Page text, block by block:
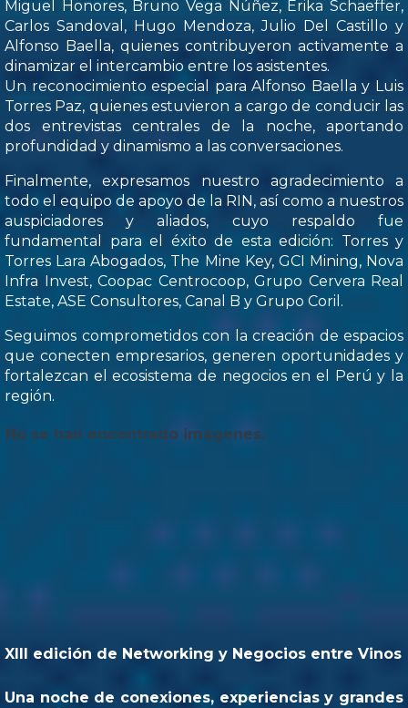
Miguel Honores, Bruno Vega Núñez, Erika Schaeffer,
Carlos Sandoval, Hugo Mendoza, Julio Del Castillo y
Alfonso Baella, quienes contribuyeron activamente a
dinamizar el intercambio entre los asistentes.
Un reconocimiento especial para Alfonso Baella y Luis
Torres Paz, quienes estuvieron a cargo de conducir las
dos entrevistas centrales de la noche, aportando
profundidad y dinamismo a las conversaciones.
Finalmente, expresamos nuestro agradecimiento a
todo el equipo de apoyo de la RIN, así como a nuestros
auspiciadores y aliados, cuyo respaldo fue
fundamental para el éxito de esta edición: Torres y
Torres Lara Abogados, The Mine Key, GCI Mining, Nova
Infra Invest, Coopac Centrocoop, Grupo Cervera Real
Estate, ASE Consultores, Canal B y Grupo Coril.
Seguimos comprometidos con la creación de espacios
que conecten empresarios, generen oportunidades y
fortalezcan el ecosistema de negocios en el Perú y la
región.
No se han encontrado imágenes.
XIII edición de Networking y Negocios entre Vinos
Una noche de conexiones, experiencias y grandes